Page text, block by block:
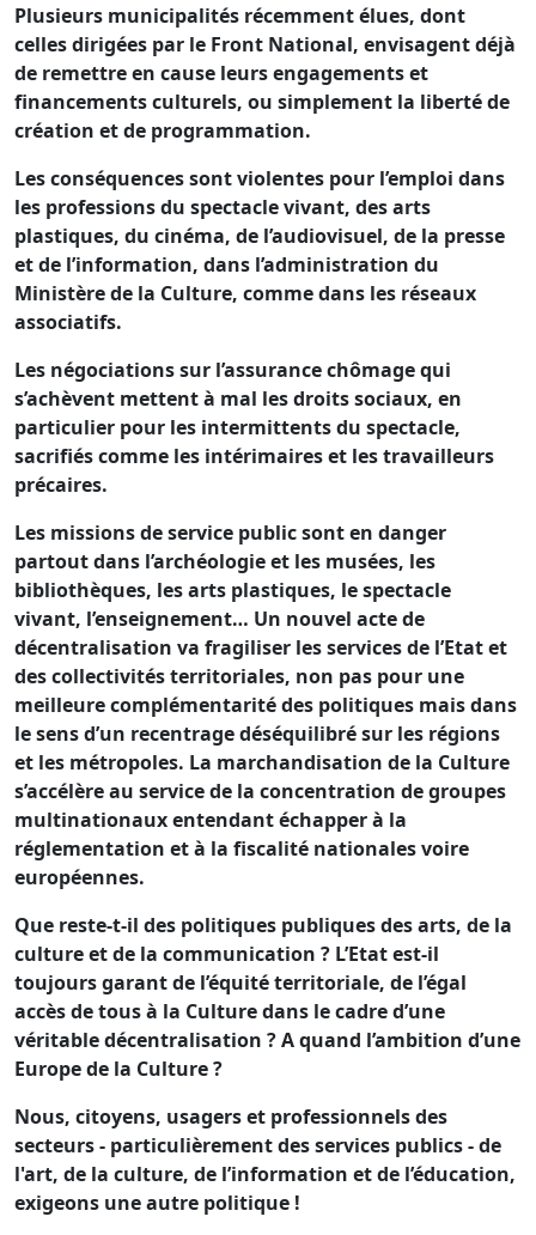
Plusieurs municipalités récemment élues, dont
celles dirigées par le Front National, envisagent déjà
de remettre en cause leurs engagements et
financements culturels, ou simplement la liberté de
création et de programmation.
Les conséquences sont violentes pour l’emploi dans
les professions du spectacle vivant, des arts
plastiques, du cinéma, de l’audiovisuel, de la presse
et de l’information, dans l’administration du
Ministère de la Culture, comme dans les réseaux
associatifs.
Les négociations sur l’assurance chômage qui
s’achèvent mettent à mal les droits sociaux, en
particulier pour les intermittents du spectacle,
sacrifiés comme les intérimaires et les travailleurs
précaires.
Les missions de service public sont en danger
partout dans l’archéologie et les musées, les
bibliothèques, les arts plastiques, le spectacle
vivant, l’enseignement… Un nouvel acte de
décentralisation va fragiliser les services de l’Etat et
des collectivités territoriales, non pas pour une
meilleure complémentarité des politiques mais dans
le sens d’un recentrage déséquilibré sur les régions
et les métropoles. La marchandisation de la Culture
s’accélère au service de la concentration de groupes
multinationaux entendant échapper à la
réglementation et à la fiscalité nationales voire
européennes.
Que reste-t-il des politiques publiques des arts, de la
culture et de la communication ? L’Etat est-il
toujours garant de l’équité territoriale, de l’égal
accès de tous à la Culture dans le cadre d’une
véritable décentralisation ? A quand l’ambition d’une
Europe de la Culture ?
Nous, citoyens, usagers et professionnels des
secteurs - particulièrement des services publics - de
l'art, de la culture, de l’information et de l’éducation,
exigeons une autre politique !